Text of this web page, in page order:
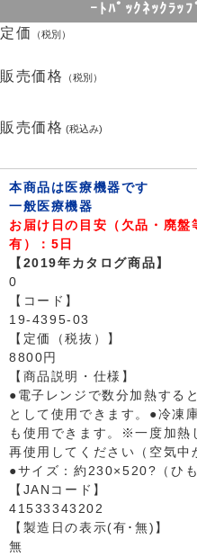
ｰﾄﾊﾟｯｸﾈｯｸﾗ
定価
（税別）
販売価格
（税別）
販売価格 (税込み)
本商品は医療機器です
一般医療機器
お届け日の目安（欠品・廃
有）：5日
【2019年カタログ商品】
0
【コード】
19-4395-03
【定価（税抜）】
8800円
【商品説明・仕様】
●電子レンジで数分加熱する
として使用できます。●冷凍
も使用できます。※一度加熱
再使用してください（空気中
●サイズ：約230×520?（ひ
【JANコード】
41533343202
【製造日の表示(有･無)】
無